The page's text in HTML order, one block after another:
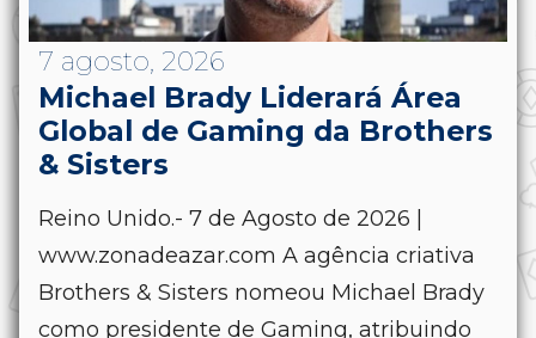
7 agosto, 2026
Michael Brady Liderará Área
Global de Gaming da Brothers
& Sisters
Reino Unido.- 7 de Agosto de 2026 |
www.zonadeazar.com A agência criativa
Brothers & Sisters nomeou Michael Brady
como presidente de Gaming, atribuindo